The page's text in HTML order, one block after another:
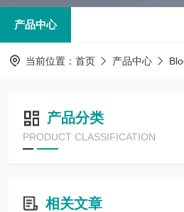
产品中心
当前位置： 首页 产品中心
产品分类
PRODUCT CLASSIFICATION
相关文章